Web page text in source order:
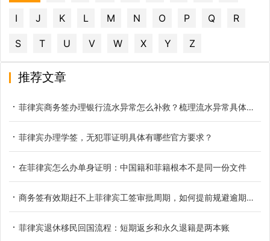
I J K L M N O P Q R
S T U V W X Y Z
推荐文章
菲律宾商务签办理银行流水异常怎么补救？梳理流水异常具体类型
菲律宾办理学签，无犯罪证明具体有哪些官方要求？
在菲律宾怎么办单身证明：中国籍和菲籍根本不是同一份文件
商务签有效期赶不上菲律宾工签审批周期，如何提前规避逾期滞留
菲律宾退休移民回国流程：短期返乡和永久退籍是两本账